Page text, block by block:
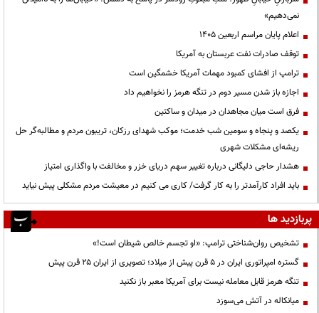
نمی‌دهیم»
اعلام پایان مراسم اربعین ۱۴۰۵
توقف صادرات نفت عربستان به آمریکا
ترامپ از افشای کمبود مهمات آمریکا خشمگین است
اجازه باز شدن مسیر دوم در تنگه هرمز را نخواهیم داد
فرق است میان مجاهدان در میدان و ساکتین
یکصد و پنجاه و سومین شب خدمت؛ موکب شهدای رزکان، تریبون مردم و مطالبه‌گر حل
ریشه‌ای مشکلات شهری
هشدار حاجی دلیگانی درباره تغییر سهم دریای خزر و مخالفت با واگذاری امتیاز
باید افراد کارآمدتر را به کار گرفت/ کاری می کنیم در معیشت مردم مشکلی پیش نیاید
پربازدید ها
تشخیص روان‌شناختی ترامپ: «او تجسم خالص شیطان است!»
گستره امپراتوری ایران در ۵ قرن پیش از میلاد؛ تصویری از ایران ۲۵ قرن پیش
تنگه هرمز قابل معامله نیست برای آمریکا معبر باز نکنید
میانکاله در آتش می‌سوزد